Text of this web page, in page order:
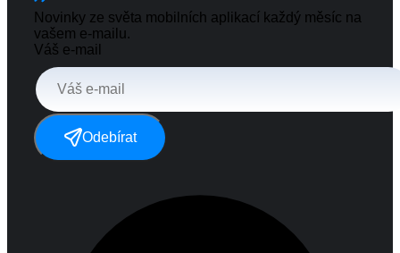
Novinky ze světa mobilních aplikací každý měsíc na
vašem e-mailu.
Váš e-mail
Odebírat